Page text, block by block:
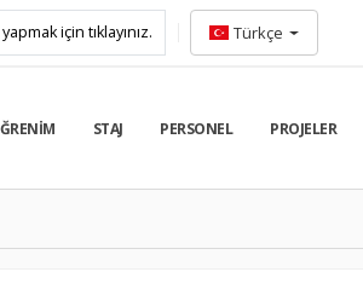
için tıklayınız. Türkçe
STAJ PERSONEL PROJELER